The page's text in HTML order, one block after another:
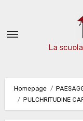
contenuto
La
Homepage
PULCHRITUDINE